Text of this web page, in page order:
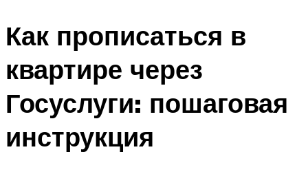
Как прописаться в
квартире через
Госуслуги: пошаговая
инструкция